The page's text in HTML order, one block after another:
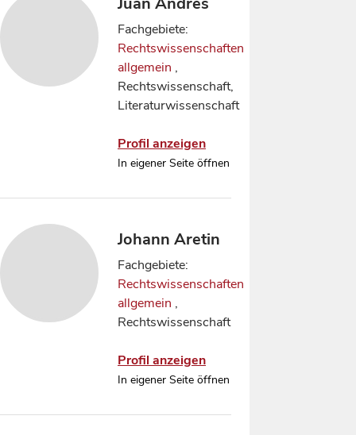
Fachgebiete:
Rechtswissenschaften
allgemein ,
Rechtswissenschaft,
Literaturwissenschaft
Profil anzeigen
In eigener Seite öffnen
Johann Aretin
Fachgebiete:
Rechtswissenschaften
allgemein ,
Rechtswissenschaft
Profil anzeigen
In eigener Seite öffnen